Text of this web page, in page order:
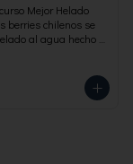
Mejor Helado
berries chilenos se
al agua hecho